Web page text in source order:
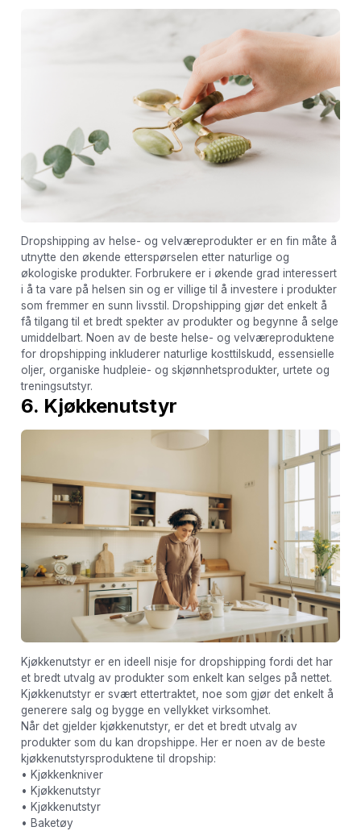
Dropshipping av helse- og velværeprodukter er en fin måte å
utnytte den økende etterspørselen etter naturlige og
økologiske produkter. Forbrukere er i økende grad interessert
i å ta vare på helsen sin og er villige til å investere i produkter
som fremmer en sunn livsstil. Dropshipping gjør det enkelt å
få tilgang til et bredt spekter av produkter og begynne å selge
umiddelbart. Noen av de beste helse- og velværeproduktene
for dropshipping inkluderer naturlige kosttilskudd, essensielle
oljer, organiske hudpleie- og skjønnhetsprodukter, urtete og
treningsutstyr.
6. Kjøkkenutstyr
Kjøkkenutstyr er en ideell nisje for dropshipping fordi det har
et bredt utvalg av produkter som enkelt kan selges på nettet.
Kjøkkenutstyr er svært ettertraktet, noe som gjør det enkelt å
generere salg og bygge en vellykket virksomhet.
Når det gjelder kjøkkenutstyr, er det et bredt utvalg av
produkter som du kan dropshippe. Her er noen av de beste
kjøkkenutstyrsproduktene til dropship:
• Kjøkkenkniver
• Kjøkkenutstyr
• Kjøkkenutstyr
• Baketøy